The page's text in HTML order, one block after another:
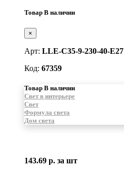
Товар В наличии
×
Арт: LLE-C35-9-230-40-E27
Код: 67359
Товар В наличии
Свет в интерьере
Свет
Формула света
Дом света
143.69 р. за шт